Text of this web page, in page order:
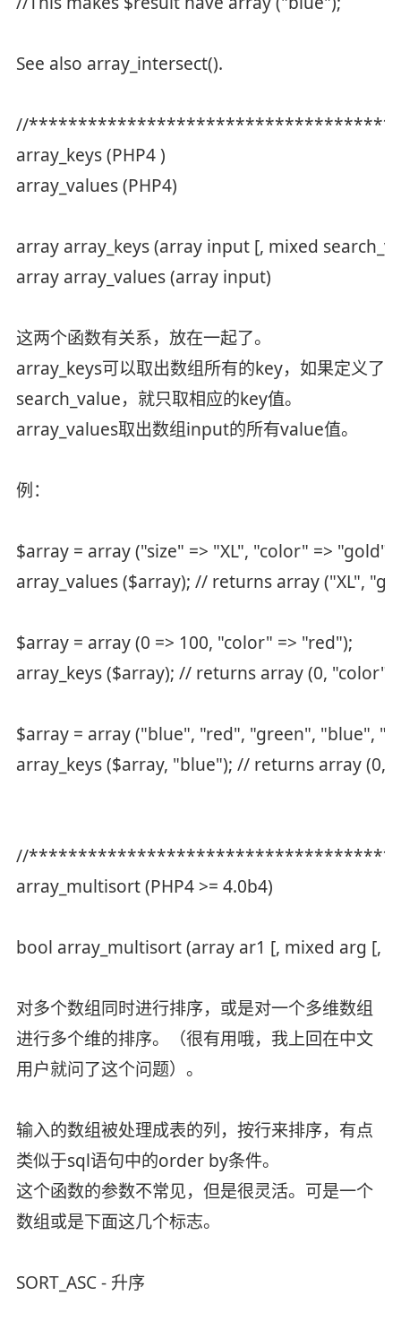
See also array_intersect().
//
array_keys (PHP4 )
array_values (PHP4)
array array_keys (array input [, mixed
array array_values (array input)
这两个函数有关系，放在一起了。
array_keys可以取出数组所有的key，如果定义了
search_value，就只取相应的key值。
array_values取出数组input的所有value值。
例：
$array = array ("size" => "XL", "color" => "gold");
array_values ($array); // returns array ("XL",
$array = array (0 => 100, "color" => "red");
array_keys ($array); // returns array (0, "color")
$array = array ("blue", "red", "green", "blue",
array_keys ($array, "blue"); // returns array (0,
//
array_multisort (PHP4 >= 4.0b4)
bool array_multisort (array ar1 [, mixed arg [,
对多个数组同时进行排序，或是对一个多维数组
进行多个维的排序。（很有用哦，我上回在中文
用户就问了这个问题）。
输入的数组被处理成表的列，按行来排序，有点
类似于sql语句中的order by条件。
这个函数的参数不常见，但是很灵活。可是一个
数组或是下面这几个标志。
SORT_ASC - 升序